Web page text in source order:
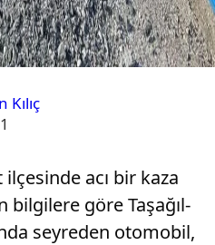
ilçesinde acı bir kaza
bilgilere göre Taşağıl-
seyreden otomobil,